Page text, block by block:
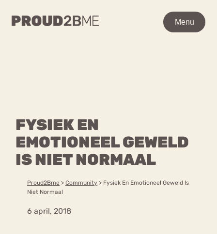
inhoud
Menu
FYSIEK EN
EMOTIONEEL GEWELD
IS NIET NORMAAL
Proud2Bme > Community > Fysiek En Emotioneel Geweld Is
Niet Normaal
6 april, 2018
Menu
Content
WAAR BEN JE NAAR OP
Over proud2bme
Contact
Proud in de media
Vacatures
VEEL GEZOCHTE TERMEN